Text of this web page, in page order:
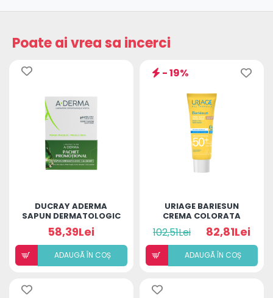
Poate ai vrea sa incerci
DUCRAY ADERMA
SAPUN DERMATOLOGIC
PACHET PROMOTIONAL
58,39Lei
ADAUGÃ ÎN COȘ
- 19%
URIAGE BARIESUN
CREMA COLORATA
PROTECTIE SOLARA
SPF50+ 50ML GOLD
102,51Lei 82,81Lei
ADAUGÃ ÎN COȘ